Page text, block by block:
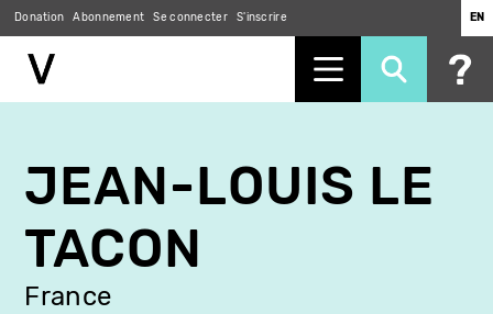
contenu
principal
Donation Abonnement Se connecter S'inscrire EN
JEAN-LOUIS LE
TACON
France